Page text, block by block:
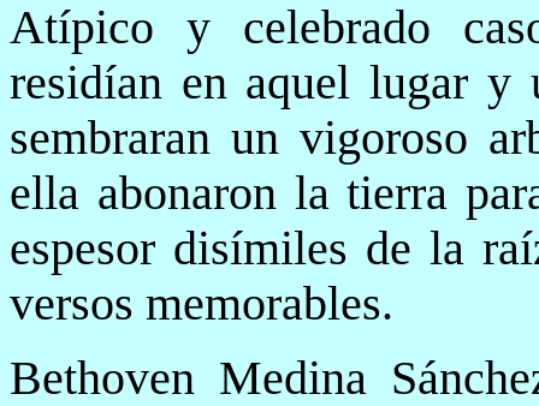
Atípico y celebrado
residían en aquel lugar
sembraran un vigoroso
ella abonaron la tierra
espesor disímiles de la
versos memorables.
Bethoven Medina